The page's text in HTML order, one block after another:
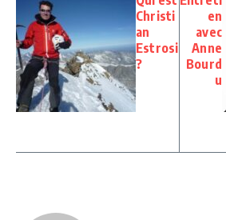
Christi
an
Estrosi
?
en
avec
Anne
Bourd
u